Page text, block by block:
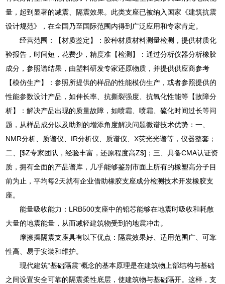
量，起到显著的减震、隔震效果。此类支座已被纳入国家《建筑抗震
设计规范》，在全国乃至国际范围内得到广泛应用和专家肯定。
经营范围：【材质鉴定】：胶种材质材料测量检测，提供材质化
验报告，时间短，花费少，精度准【检测】：通过分析仪器分析橡胶
成分，参照谱结果，由塑料研发专家还原物质，并提供供应商参考
【模仿生产】：参照所提供的样品的性能模仿生产，或者参照提供的
性能参数设计产品，如伸长率、抗撕裂强度、抗氧化性能等【故障分
析】：解决产品出现的质量故障，如喷霜、喷霜、硫化时间过长等问
题，从样品成分以及助剂的增添角度解决问题微谱技术优势：一、
NMR分析、质谱仪、IR分析仪、质谱仪、X荧光光谱等，仪器整套；
二、[$Z专家团队，经验丰富，还原程度高Z$]；三、具备CMA认证资
质，拥有全面的产品谱库，几乎能够鉴别市面上所有的橡塑高分子目
前为止，平均每2天就有企业借助橡胶支座成分检测技术开发橡胶支
座。
能量吸收能力：LRB500支座中的铅芯能够在地震时吸收和耗散
大量的地震能量，从而减轻建筑物受到的地震冲击。
摩擦摆隔震支座具有以下优点：隔震效果好、适用范围广、可靠
性高、易于安装和维护。
现代建筑“基础隔震”概念的基本原理是在建筑物上部结构与基础
之间设置安全可靠的隔震柔性底层，使建筑物与基础隔开。这样，支